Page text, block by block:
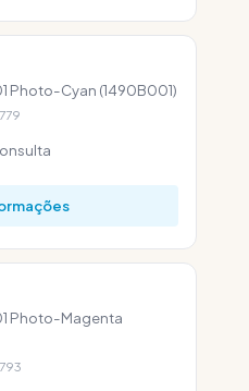
Photo-Cyan (1490B001)
Photo-Magenta